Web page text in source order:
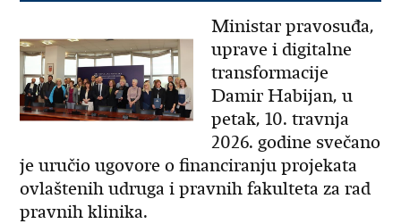
Ministar pravosuđa,
uprave i digitalne
transformacije
Damir Habijan, u
petak, 10. travnja
2026. godine svečano
je uručio ugovore o financiranju projekata
ovlaštenih udruga i pravnih fakulteta za rad
pravnih klinika.